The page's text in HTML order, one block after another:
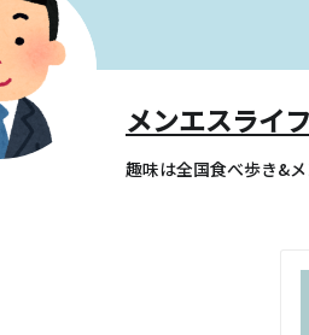
メンエスライフ
趣味は全国食べ歩き&